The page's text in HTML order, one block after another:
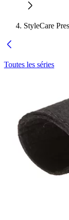
StyleCare
Toutes les séries